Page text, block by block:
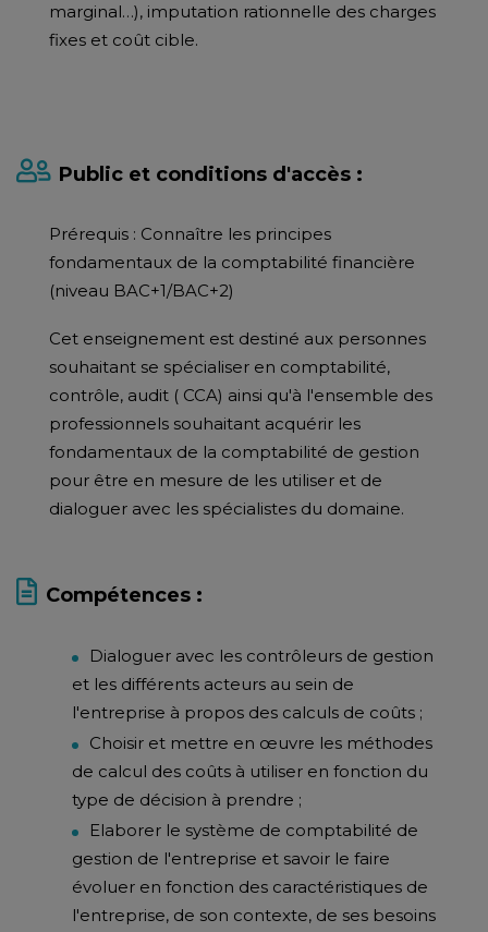
marginal…), imputation rationnelle des charges
fixes et coût cible.
Public et conditions d'accès :
Prérequis : Connaître les principes
fondamentaux de la comptabilité financière
(niveau BAC+1/BAC+2)
Cet enseignement est destiné aux personnes
souhaitant se spécialiser en comptabilité,
contrôle, audit ( CCA) ainsi qu'à l'ensemble des
professionnels souhaitant acquérir les
fondamentaux de la comptabilité de gestion
pour être en mesure de les utiliser et de
dialoguer avec les spécialistes du domaine.
Compétences :
Dialoguer avec les contrôleurs de gestion
et les différents acteurs au sein de
l'entreprise à propos des calculs de coûts ;
Choisir et mettre en œuvre les méthodes
de calcul des coûts à utiliser en fonction du
type de décision à prendre ;
Elaborer le système de comptabilité de
gestion de l'entreprise et savoir le faire
évoluer en fonction des caractéristiques de
l'entreprise, de son contexte, de ses besoins